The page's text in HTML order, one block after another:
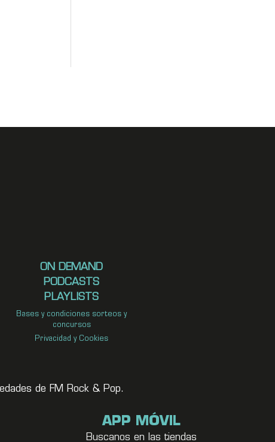
ON DEMAND
PODCASTS
PLAYLISTS
Bases y condiciones sorteos y
concursos
Privacidad y Cookies
de FM Rock & Pop.
APP MÓVIL
Buscanos en las tiendas